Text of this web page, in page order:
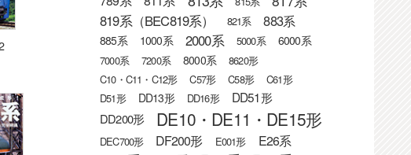
819系（BEC819系） 821系 883系
885系 1000系 2000系 5000系 6000系
7000系 7200系 8000系
8620形
C10・C11・C12形
C57形 C58形
C61形
D51形
DD13形 DD16形 DD51形
DD200形 DE10・DE11・DE15形
DEC700形 DF200形 E001形 E26系